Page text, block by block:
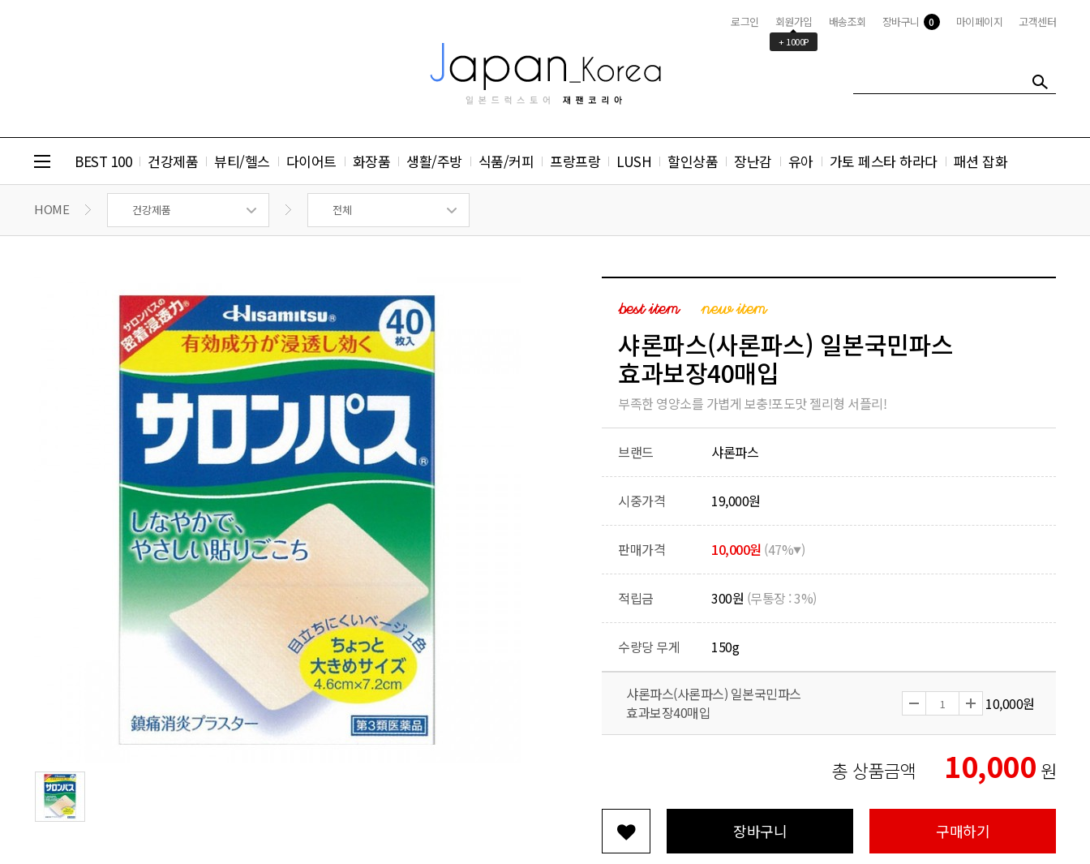
로그인 회원가입
+ 1000P
배송조회 장바구니 0 마이페이지 고객센터
BEST 100 건강제품 뷰티/헬스 다이어트 화장품 생활/주방 식품/커피 프랑프랑 LUSH 할인상품 장난감 유아 가토 페스타 하라다 패션 잡화
HOME
샤론파스(사론파스) 일본국민파스
효과보장40매입
부족한 영양소를 가볍게 보충!포도맛 젤리형 서플리!
브랜드 샤론파스
시중가격 19,000원
판매가격 10,000원 (47%▼)
적립금 300원 (무통장 : 3%)
수량당 무게 150g
샤론파스(사론파스) 일본국민파스
효과보장40매입
10,000원
총 상품금액 10,000 원
장바구니 구매하기